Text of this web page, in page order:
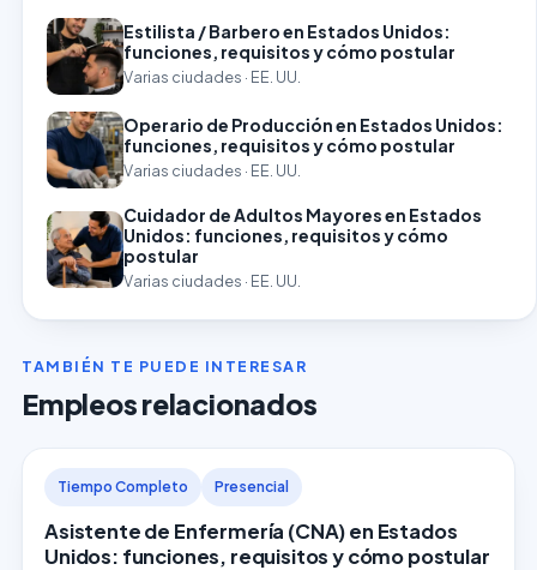
Estilista / Barbero en Estados Unidos:
funciones, requisitos y cómo postular
Varias ciudades · EE. UU.
Operario de Producción en Estados Unidos:
funciones, requisitos y cómo postular
Varias ciudades · EE. UU.
Cuidador de Adultos Mayores en Estados
Unidos: funciones, requisitos y cómo
postular
Varias ciudades · EE. UU.
TAMBIÉN TE PUEDE INTERESAR
Empleos relacionados
Tiempo Completo Presencial
Asistente de Enfermería (CNA) en Estados
Unidos: funciones, requisitos y cómo postular